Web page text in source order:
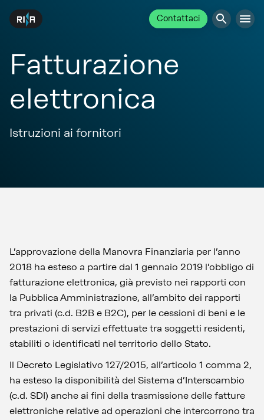
Contattaci
Fatturazione
elettronica
Istruzioni ai fornitori
L’approvazione della Manovra Finanziaria per l’anno
2018 ha esteso a partire dal 1 gennaio 2019 l’obbligo di
fatturazione elettronica, già previsto nei rapporti con
la Pubblica Amministrazione, all’ambito dei rapporti
tra privati (c.d. B2B e B2C), per le cessioni di beni e le
prestazioni di servizi effettuate tra soggetti residenti,
stabiliti o identificati nel territorio dello Stato.
Il Decreto Legislativo 127/2015, all’articolo 1 comma 2,
ha esteso la disponibilità del Sistema d’Interscambio
(c.d. SDI) anche ai fini della trasmissione delle fatture
elettroniche relative ad operazioni che intercorrono tra